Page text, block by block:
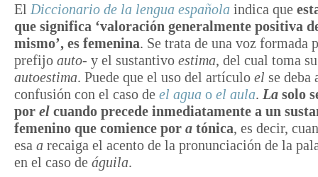
El Diccionario de la lengua española indica que
que significa ‘valoración generalmente positiva
mismo’, es femenina. Se trata de una voz formada
prefijo auto- y el sustantivo estima, del cual toma
autoestima. Puede que el uso del artículo el se deba
confusión con el caso de el agua o el aula. La solo
por el cuando precede inmediatamente a un
femenino que comience por a tónica, es decir,
esa a recaiga el acento de la pronunciación de la
en el caso de águila.